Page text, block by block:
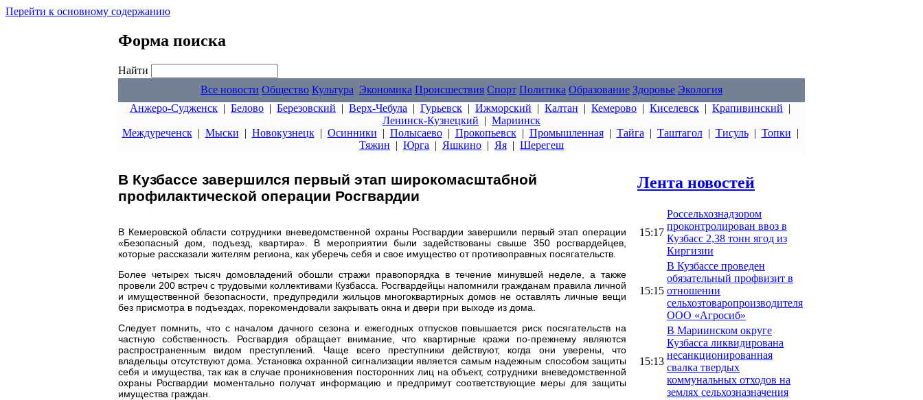
Перейти к основному содержанию
Форма поиска
Найти
Все новости Общество Культура Экономика Происшествия Спорт Политика Образование Здоровье Экология
Анжеро-Судженск | Белово | Березовский | Верх-Чебула | Гурьевск | Ижморский | Калтан | Кемерово | Киселевск | Крапивинский |
Ленинск-Кузнецкий | Мариинск
Междуреченск| Мыски | Новокузнецк| Осинники | Полысаево| Прокопьевск| Промышленная| Тайга | Таштагол| Тисуль| Топки |
Тяжин | Юрга | Яшкино | Яя | Шерегеш
В Кузбассе завершился первый этап широкомасштабной
профилактической операции Росгвардии
В Кемеровской области сотрудники вневедомственной охраны Росгвардии завершили первый этап операции
«Безопасный дом, подъезд, квартира». В мероприятии были задействованы свыше 350 росгвардейцев,
которые рассказали жителям региона, как уберечь себя и свое имущество от противоправных посягательств.
Более четырех тысяч домовладений обошли стражи правопорядка в течение минувшей неделе, а также
провели 200 встреч с трудовыми коллективами Кузбасса. Росгвардейцы напомнили гражданам правила личной
и имущественной безопасности, предупредили жильцов многоквартирных домов не оставлять личные вещи
без присмотра в подъездах, порекомендовали закрывать окна и двери при выходе из дома.
Следует помнить, что с началом дачного сезона и ежегодных отпусков повышается риск посягательств на
частную собственность. Росгвардия обращает внимание, что квартирные кражи по-прежнему являются
распространенным видом преступлений. Чаще всего преступники действуют, когда они уверены, что
владельцы отсутствуют дома. Установка охранной сигнализации является самым надежным способом защиты
себя и имущества, так как в случае проникновения посторонних лиц на объект, сотрудники вневедомственной
охраны Росгвардии моментально получат информацию и предпримут соответствующие меры для защиты
имущества граждан.
Лента новостей
15:17
Россельхознадзором
проконтролирован ввоз в
Кузбасс 2,38 тонн ягод из
Киргизии
15:15
В Кузбассе проведен
обязательный профвизит в
отношении
сельхозтоваропроизводителя
ООО «Агросиб»
15:13
В Мариинском округе
Кузбасса ликвидирована
несанкционированная
свалка твердых
коммунальных отходов на
землях сельхозназначения